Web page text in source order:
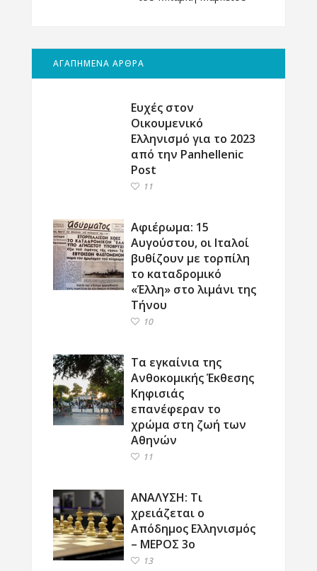
ΑΓΑΠΗΜΕΝΑ ΑΡΘΡΑ
Ευχές στον
Οικουμενικό
Ελληνισμό για το 2023
από την Panhellenic
Post
11
Αφιέρωμα: 15
Αυγούστου, οι Ιταλοί
βυθίζουν με τορπίλη
το καταδρομικό
«Έλλη» στο λιμάνι της
Τήνου
10
Τα εγκαίνια της
Ανθοκομικής Έκθεσης
Κηφισιάς
επανέφεραν το
χρώμα στη ζωή των
Αθηνών
11
ΑΝΑΛΥΣΗ: Τι
χρειάζεται ο
Απόδημος Ελληνισμός
– ΜΕΡΟΣ 3ο
13